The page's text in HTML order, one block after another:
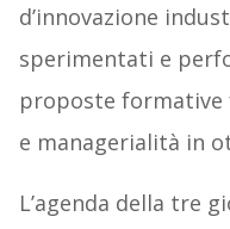
d’innovazione
sperimentati e
proposte formative
e managerialità in
L’agenda della tre